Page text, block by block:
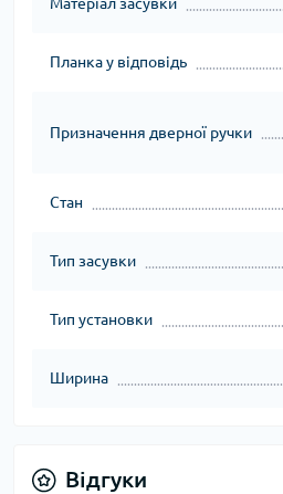
Планка у відповідь
Призначення дверної ручки
Стан
Тип засувки
Тип установки
Ширина
Відгуки